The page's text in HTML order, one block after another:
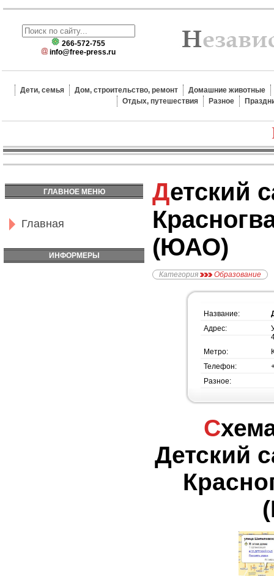
266-572-755
info@free-press.ru
Дети, семья Дом, строительство, ремонт
Домашние животные
Отдых, путешествия
Разное
ГЛАВНОЕ МЕНЮ
Главная
ИНФОРМЕРЫ
Детский сад №32, метро
(ЮАО)
Категория Образование
Название:
Адрес:
Метро:
Телефон:
Разное:
Схема проезда -
Детский